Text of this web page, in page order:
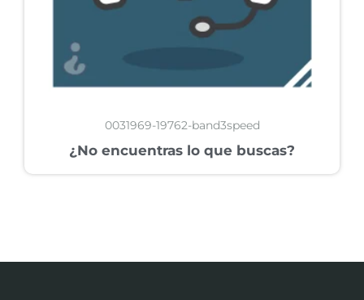
0031969-19762-band3speed
¿No encuentras lo que buscas?